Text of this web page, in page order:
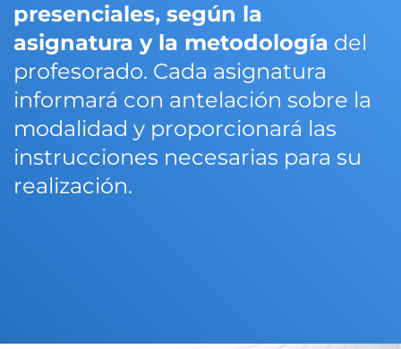
presenciales, según la
asignatura y la metodología del
profesorado. Cada asignatura
informará con antelación sobre la
modalidad y proporcionará las
instrucciones necesarias para su
realización.